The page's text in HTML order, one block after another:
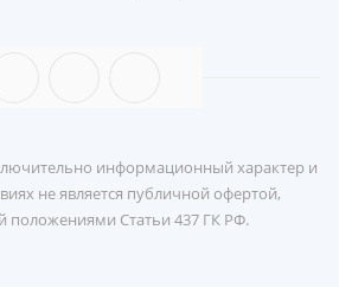
информационный характер и
не является публичной офертой,
положениями Статьи 437 ГК РФ.